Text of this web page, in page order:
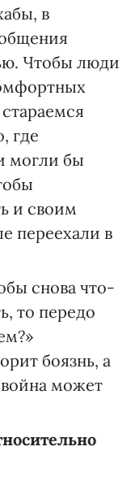
в
Чтобы люди
где
могли бы
и своим
переехали в
снова что-
то передо
боязнь, а
может